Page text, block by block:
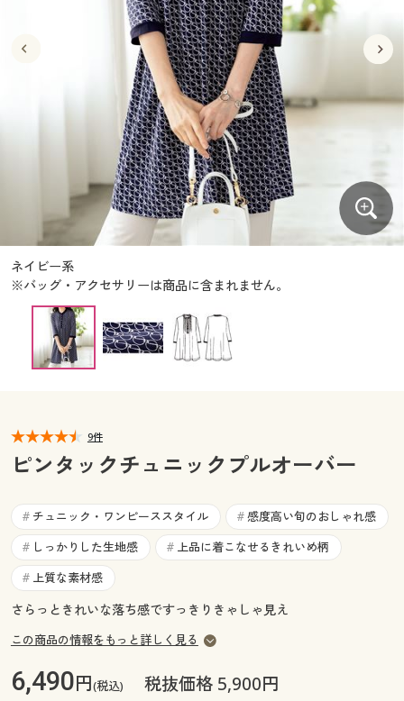
カーテン・ラグ・ファブリック
美容・健康・サプリメント
制服・スクールすべて
ジュニア・ティーンズ下着
大きいサイズ通販すべて
大きいサイズ レディース服
大きいサイズ レディース下着
大きいサイズ メンズ
大きいサイズ 事務・制服
シークレットセール
商品カテゴリ一覧
カタログ
カタログ・チラシからのご注文
デジタルカタログ
カタログ無料プレゼント
マイページ
閲覧履歴
お気に入り
サポート
ご利用ガイド
よくある質問とお問い合わせ
カーテン・ラグ・ファブリック
ジュニア・ティーンズ下着
大きいサイズ通販すべて
大きいサイズ レディース服
大きいサイズ レディース下着
大きいサイズ メンズ
大きいサイズ 事務・制服
シークレットセール
商品カテゴリ一覧
カタログ・チラシからのご注文
カタログ無料プレゼント
会員メニュー
閲覧履歴
サポート
ご利用ガイド
よくある質問とお問い合わせ
ネイビー系
※バッグ・アクセサリーは商品に含まれません。
9件
ピンタックチュニックプルオーバー
# チュニック・ワンピーススタイル # 感度高い旬のおしゃれ感
# しっかりした生地感 # 上品に着こなせるきれいめ柄
# 上質な素材感
さらっときれいな落ち感ですっきりきゃしゃ見え
この商品の情報をもっと詳しく見る
6,490円(税込) 税抜価格 5,900円